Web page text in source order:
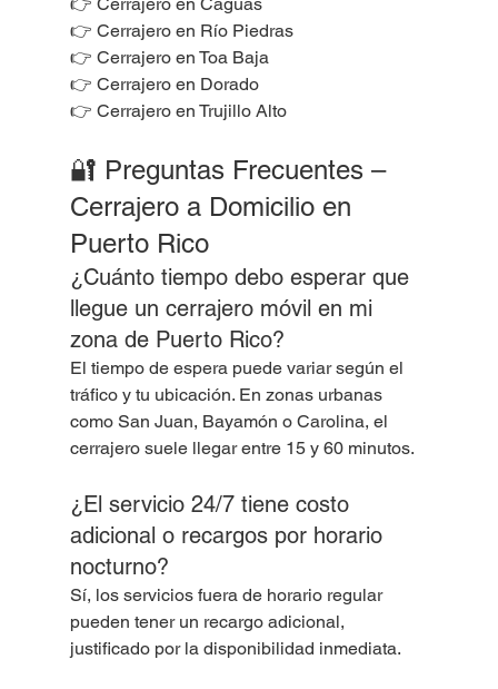
👉 Cerrajero en Río Piedras
👉 Cerrajero en Toa Baja
👉 Cerrajero en Dorado
👉 Cerrajero en Trujillo Alto
🔐 Preguntas Frecuentes –
Cerrajero a Domicilio en
Puerto Rico
¿Cuánto tiempo debo esperar que
llegue un cerrajero móvil en mi
zona de Puerto Rico?
El tiempo de espera puede variar según el
tráfico y tu ubicación. En zonas urbanas
como San Juan, Bayamón o Carolina, el
cerrajero suele llegar entre 15 y 60 minutos.
¿El servicio 24/7 tiene costo
adicional o recargos por horario
nocturno?
Sí, los servicios fuera de horario regular
pueden tener un recargo adicional,
justificado por la disponibilidad inmediata.